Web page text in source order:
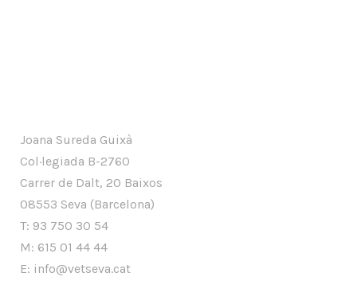
Joana Sureda Guixà
Col·legiada B-2760
Carrer de Dalt, 20 Baixos
08553 Seva (Barcelona)
T: 93 750 30 54
M: 615 01 44 44
E: info@vetseva.cat